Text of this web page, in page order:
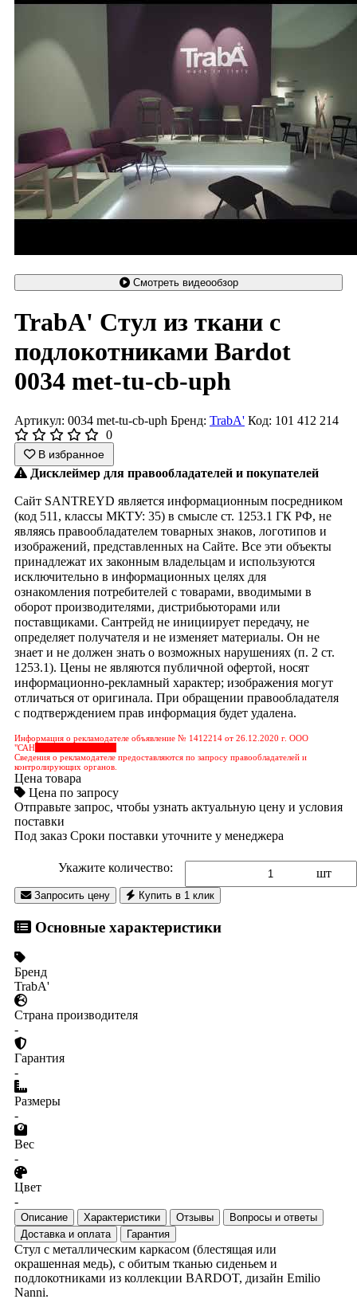
Смотреть видеообзор
TrabA' Стул из ткани с
подлокотниками Bardot
0034 met-tu-cb-uph
Артикул: 0034 met-tu-cb-uph Бренд: TrabA' Код: 101 412 214
0
В избранное
Дисклеймер для правообладателей и покупателей
Сайт SANTREYD является информационным посредником
(код 511, классы МКТУ: 35) в смысле ст. 1253.1 ГК РФ, не
являясь правообладателем товарных знаков, логотипов и
изображений, представленных на Сайте. Все эти объекты
принадлежат их законным владельцам и используются
исключительно в информационных целях для
ознакомления потребителей с товарами, вводимыми в
оборот производителями, дистрибьюторами или
поставщиками. Сантрейд не инициирует передачу, не
определяет получателя и не изменяет материалы. Он не
знает и не должен знать о возможных нарушениях (п. 2 ст.
1253.1). Цены не являются публичной офертой, носят
информационно-рекламный характер; изображения могут
отличаться от оригинала. При обращении правообладателя
с подтверждением прав информация будет удалена.
Информация о рекламодателе объявление № 1412214 от 26.12.2020 г. ООО
"САН
Сведения о рекламодателе предоставляются по запросу правообладателей и
контролирующих органов.
Цена товара
Цена по запросу
Отправьте запрос, чтобы узнать актуальную цену и условия
поставки
Под заказ Сроки поставки уточните у менеджера
Укажите количество: шт
Запросить цену Купить в 1 клик
Основные характеристики
Бренд
TrabA'
Страна производителя
-
Гарантия
-
Размеры
-
Вес
-
Цвет
-
Описание Характеристики Отзывы
Вопросы и ответы
Доставка и оплата
Гарантия
Стул с металлическим каркасом (блестящая или
окрашенная медь), с обитым тканью сиденьем и
подлокотниками из коллекции BARDOT, дизайн Emilio
Nanni.